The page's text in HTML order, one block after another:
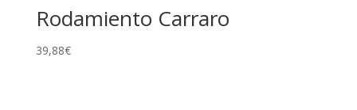
Rodamiento Carraro
39,88€